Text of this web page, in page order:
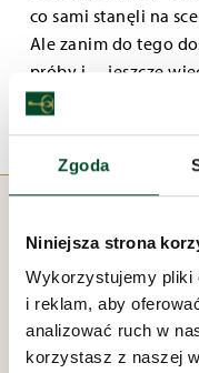
Zgoda
Niniejsza strona
Wykorzystujemy pliki
i reklam, aby
analizować ruch w
korzystasz z naszej
co sami stanęli na
Ale zanim do tego
próby i… jeszcze
Pod